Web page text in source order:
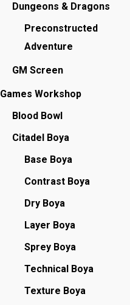
Dungeons & Dragons
Preconstructed
Adventure
GM Screen
Games Workshop
Blood Bowl
Citadel Boya
Base Boya
Contrast Boya
Dry Boya
Layer Boya
Sprey Boya
Technical Boya
Texture Boya